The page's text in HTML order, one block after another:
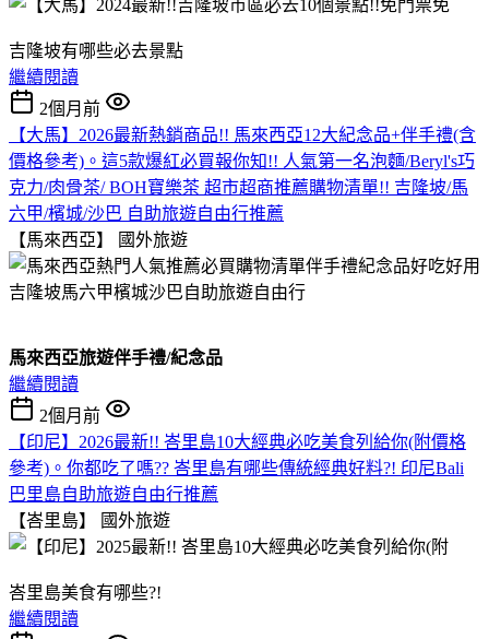
吉隆坡有哪些必去景點
繼續閱讀
2個月前
【大馬】2026最新熱銷商品!! 馬來西亞12大紀念品+伴手禮(含
價格參考)。這5款爆紅必買報你知!! 人氣第一名泡麵/Beryl's巧
克力/肉骨茶/ BOH寶樂茶 超市超商推薦購物清單!! 吉隆坡/馬
六甲/檳城/沙巴 自助旅遊自由行推薦
【馬來西亞】
國外旅遊
馬來西亞旅遊伴手禮/紀念品
繼續閱讀
2個月前
【印尼】2026最新!! 峇里島10大經典必吃美食列給你(附價格
參考)。你都吃了嗎?? 峇里島有哪些傳統經典好料?! 印尼Bali
巴里島自助旅遊自由行推薦
【峇里島】
國外旅遊
峇里島美食有哪些?!
繼續閱讀